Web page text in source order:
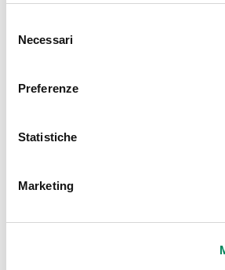
delNecessari
Preferenze
Statistiche
Marketing
costante del budget e del ROI
che ci consente
campagne Google Ads
questo, motivo curiamo fin
tracciamento dei dati
di conversione.